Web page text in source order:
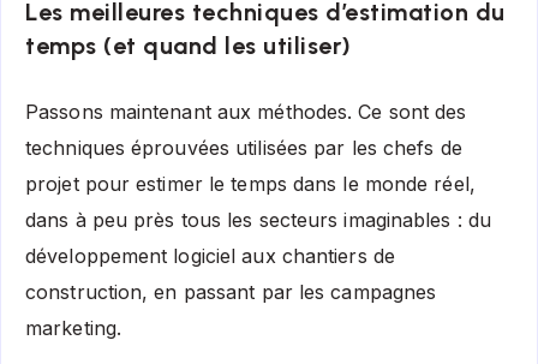
Les meilleures techniques d’estimation du
temps (et quand les utiliser)
Passons maintenant aux méthodes. Ce sont des
techniques éprouvées utilisées par les chefs de
projet pour estimer le temps dans le monde réel,
dans à peu près tous les secteurs imaginables : du
développement logiciel aux chantiers de
construction, en passant par les campagnes
marketing.